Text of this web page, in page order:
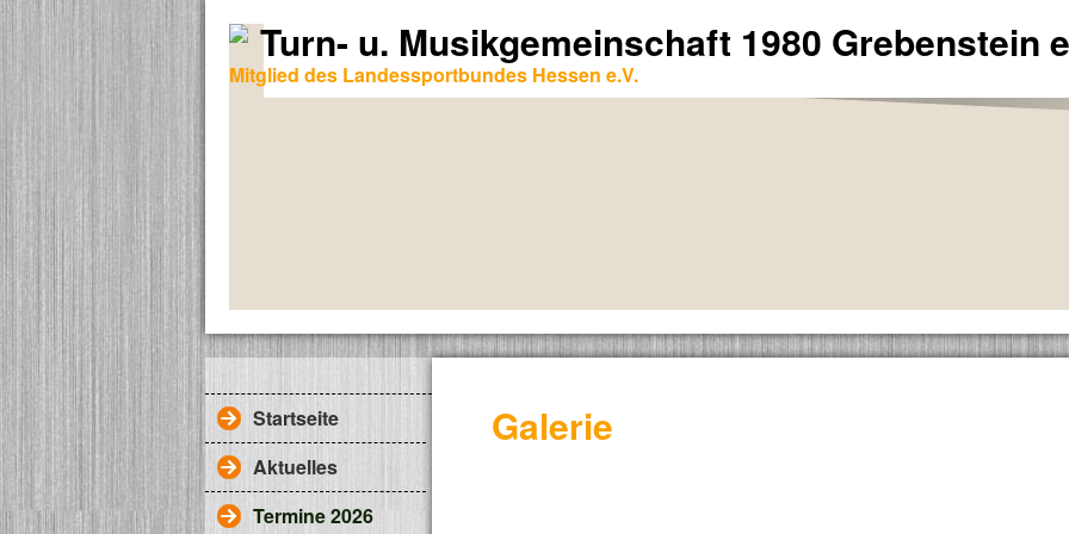
Turn- u. Musikgemeinschaft 1980 Grebenstein
Mitglied des Landessportbundes Hessen e.V.
Startseite
Aktuelles
Termine 2026
Galerie